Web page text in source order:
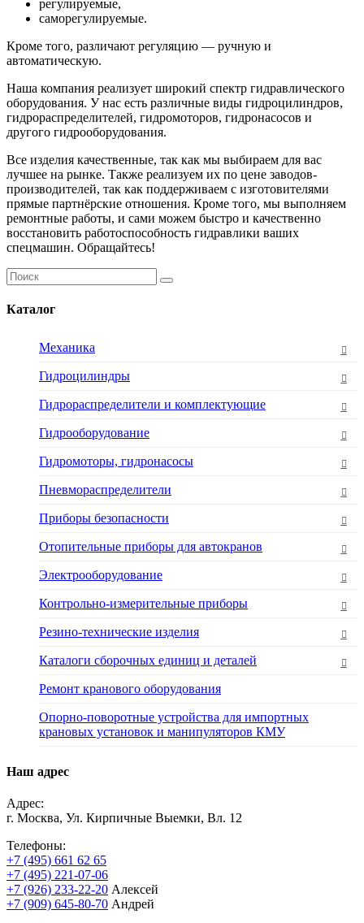
регулируемые,
саморегулируемые.
Кроме того, различают регуляцию — ручную и
автоматическую.
Наша компания реализует широкий спектр гидравлического
оборудования. У нас есть различные виды гидроцилиндров,
гидрораспределителей, гидромоторов, гидронасосов и
другого гидрооборудования.
Все изделия качественные, так как мы выбираем для вас
лучшее на рынке. Также реализуем их по цене заводов-
производителей, так как поддерживаем с изготовителями
прямые партнёрские отношения. Кроме того, мы выполняем
ремонтные работы, и сами можем быстро и качественно
восстановить работоспособность гидравлики ваших
спецмашин. Обращайтесь!
Каталог
Механика
Гидроцилиндры
Гидрораспределители и комплектующие
Гидрооборудование
Гидромоторы, гидронасосы
Пневмораспределители
Приборы безопасности
Отопительные приборы для автокранов
Электрооборудование
Контрольно-измерительные приборы
Резино-технические изделия
Каталоги сборочных единиц и деталей
Ремонт кранового оборудования
Опорно-поворотные устройства для импортных
крановых установок и манипуляторов КМУ
Наш адрес
Адрес:
г. Москва, Ул. Кирпичные Выемки, Вл. 12
Телефоны:
+7 (495) 661 62 65
+7 (495) 221-07-06
+7 (926) 233-22-20 Алексей
+7 (909) 645-80-70 Андрей